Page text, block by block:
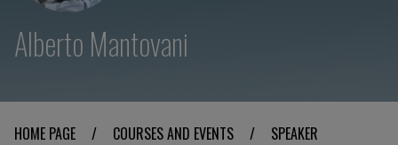
Alberto Mantovani
HOME PAGE / COURSES AND EVENTS / SPEAKER